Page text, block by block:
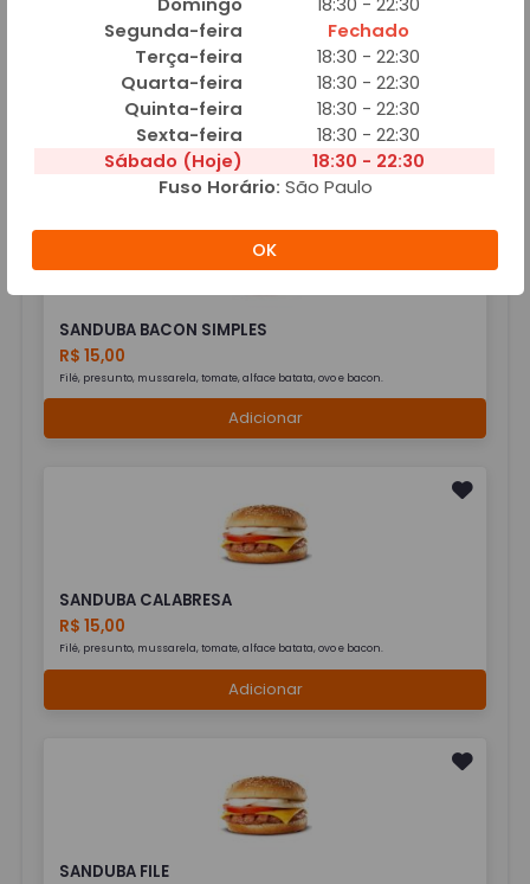
SANDUBA 4 QUEIJOS
R$ 15,00
Filé, presunto, mussarela, tomate, alface batata, ovo e bacon.
Adicionar
SANDUBA BACON SIMPLES
R$ 15,00
Filé, presunto, mussarela, tomate, alface batata, ovo e bacon.
Adicionar
SANDUBA CALABRESA
R$ 15,00
Filé, presunto, mussarela, tomate, alface batata, ovo e bacon.
Adicionar
SANDUBA FILE
Segunda-feira
Fechado
Terça-feira
18:30 - 22:30
Quarta-feira
18:30 - 22:30
Quinta-feira
18:30 - 22:30
Sexta-feira
18:30 - 22:30
Sábado (Hoje)
18:30 - 22:30
Fuso Horário: São Paulo
OK